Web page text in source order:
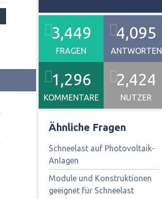
3,449
FRAGEN
4,095
ANTWORTEN
1,296
KOMMENTARE
2,424
NUTZER
Ähnliche Fragen
Schneelast auf Photovoltaik-
Anlagen
Module und Konstruktionen
geeignet für Schneelast